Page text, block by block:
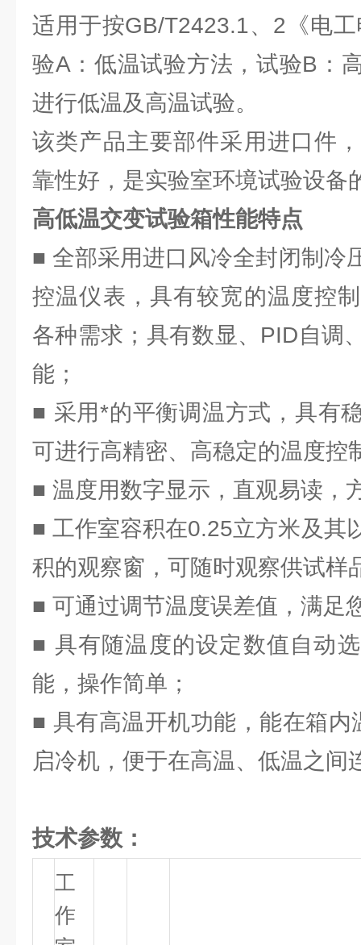
适用于按GB/T2423.1、2《电
验A：低温试验方法，试验B：
进行低温及高温试验。
该类产品主要部件采用进口件
靠性好，是实验室环境试验设备
高低温交变试验箱性能特点
■ 全部采用进口风冷全封闭制冷
控温仪表，具有较宽的温度控
各种需求；具有数显、PID自调
能；
■ 采用*的平衡调温方式，具有
可进行高精密、高稳定的温度控
■ 温度用数字显示，直观易读，
■ 工作室容积在0.25立方米及其
积的观察窗，可随时观察供试样
■ 可通过调节温度误差值，满足
■ 具有随温度的设定数值自动
能，操作简单；
■ 具有高温开机功能，能在箱
启冷机，便于在高温、低温之间
技术参数：
工
作